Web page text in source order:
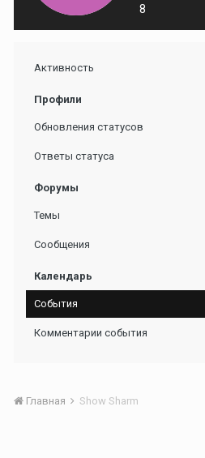
8
Активность
Профили
Обновления статусов
Ответы статуса
Форумы
Темы
Сообщения
Календарь
События
Комментарии события
Главная Show Sharm